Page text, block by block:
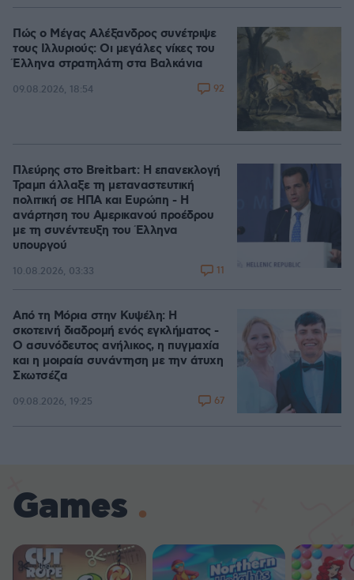
Πώς ο Μέγας Αλέξανδρος συνέτριψε
τους Ιλλυριούς: Οι μεγάλες νίκες του
Έλληνα στρατηλάτη στα Βαλκάνια
09.08.2026, 18:54 92
Πλεύρης στο Breitbart: Η επανεκλογή
Τραμπ άλλαξε τη μεταναστευτική
πολιτική σε ΗΠΑ και Ευρώπη - Η
ανάρτηση του Αμερικανού προέδρου
με τη συνέντευξη του Έλληνα
υπουργού
10.08.2026, 03:33 11
Από τη Μόρια στην Κυψέλη: Η
σκοτεινή διαδρομή ενός εγκλήματος -
Ο ασυνόδευτος ανήλικος, η πυγμαχία
και η μοιραία συνάντηση με την άτυχη
Σκωτσέζα
09.08.2026, 19:25 67
Games